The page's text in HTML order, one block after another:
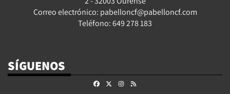
Correo electrónico: pabelloncf@pabelloncf.com
Teléfono: 649 278 183
SÍGUENOS
FacebookInstagram